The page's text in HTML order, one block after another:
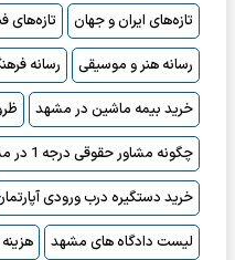
تازه‌های ایران و جهان
تازه‌های
رسانه هنر و موسیقی
رسانه
خرید بیمه ماشین در مشهد
چگونه مشاور حقوقی درجه 1 در مشهد پیدا کنیم؟
خرید دستگیره درب ورودی
لیست دادگاه های مشهد